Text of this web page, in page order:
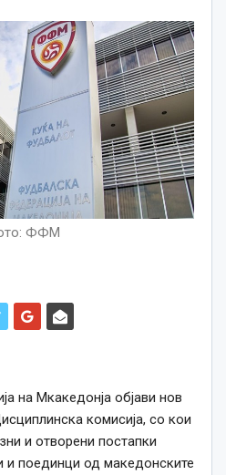
ФФМ
на Мкакедонја објави нов
комисија, со кои
и отворени постапки
и поединци од македонските